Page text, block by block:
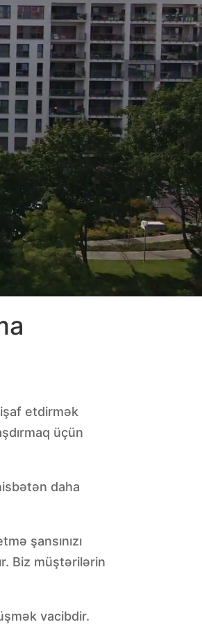
etdirmək
üçün
daha
şansınızı
Biz müştərilərin
vacibdir.